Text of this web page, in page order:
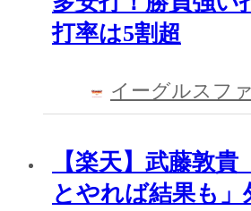
打率は5割超
イーグルスフ
【楽天】武藤敦
とやれば結果も」